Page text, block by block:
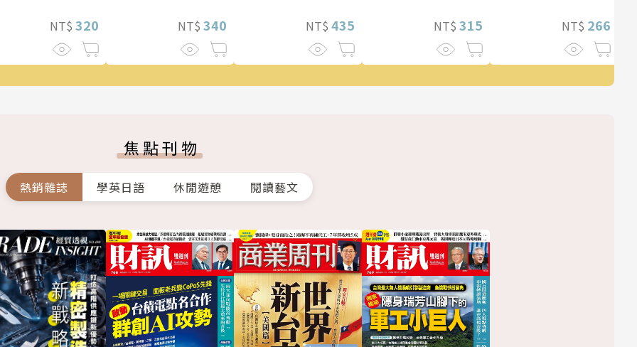
NT$ 320 NT$ 340
列重磅新作！
NT$ 435 NT$ 315 NT$ 266
焦點刊物
熱銷雜誌 學英日語 休閒遊憩 閱讀藝文